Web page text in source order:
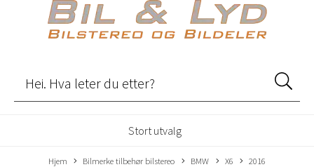
Stort utvalg
Hjem Bilmerke tilbehør bilstereo BMW X6 2016